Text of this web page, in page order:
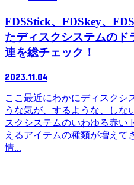
FDSStick、FDSkey、
たディスクシステムのド
連を総チェック！
2023.11.04
ここ最近にわかにディスクシ
うな気が、するような、し
スクシステムのいわゆる赤い
えるアイテムの種類が増えて
情...